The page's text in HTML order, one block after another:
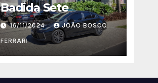
Badida Sete
16/11/2024 JOÃO BOSCO
FERRARI